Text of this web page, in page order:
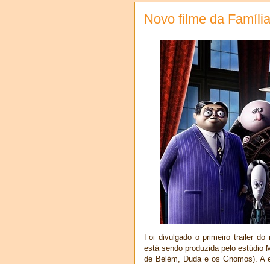
Novo filme da
Foi divulgado o primeiro trailer
está sendo produzida pelo estúdio
de Belém, Duda e os Gnomos). A